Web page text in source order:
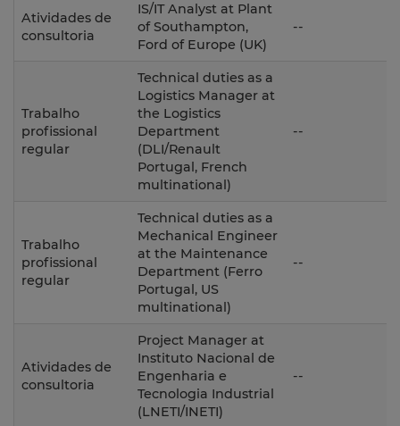
Atividades de
consultoria
IS/IT Analyst at Plant
of Southampton,
Ford of Europe (UK)
--
Trabalho
profissional
regular
Technical duties as a
Logistics Manager at
the Logistics
Department
(DLI/Renault
Portugal, French
multinational)
--
Trabalho
profissional
regular
Technical duties as a
Mechanical Engineer
at the Maintenance
Department (Ferro
Portugal, US
multinational)
--
Atividades de
consultoria
Project Manager at
Instituto Nacional de
Engenharia e
Tecnologia Industrial
(LNETI/INETI)
--